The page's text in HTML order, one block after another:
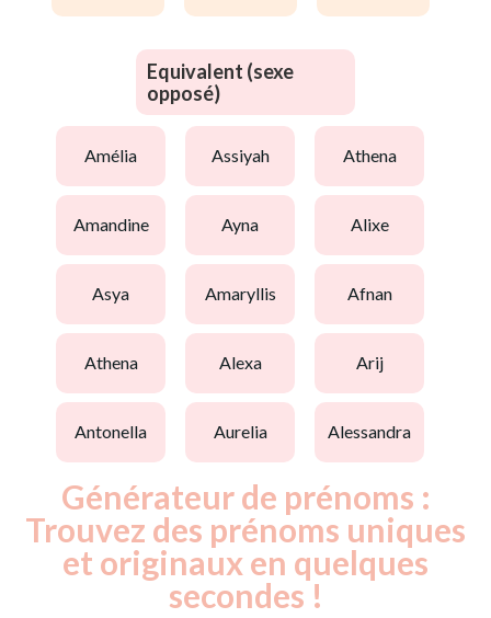
Equivalent (sexe
opposé)
amélia assiyah athena
amandine ayna alixe
asya amaryllis afnan
athena alexa arij
antonella aurelia alessandra
Générateur de prénoms :
Trouvez des prénoms uniques
et originaux en quelques
secondes !